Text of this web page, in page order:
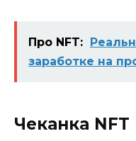
Про NFT:
заработке на
Чеканка NFT